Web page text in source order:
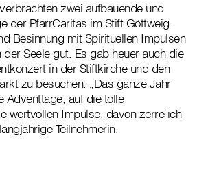
zwei aufbauende und
der PfarrCaritas im Stift Göttweig.
Besinnung mit Spirituellen Impulsen
der Seele gut. Es gab heuer auch die
in der Stiftkirche und den
zu besuchen. „Das ganze Jahr
Adventtage, auf die tolle
wertvollen Impulse, davon zerre ich
Teilnehmerin.